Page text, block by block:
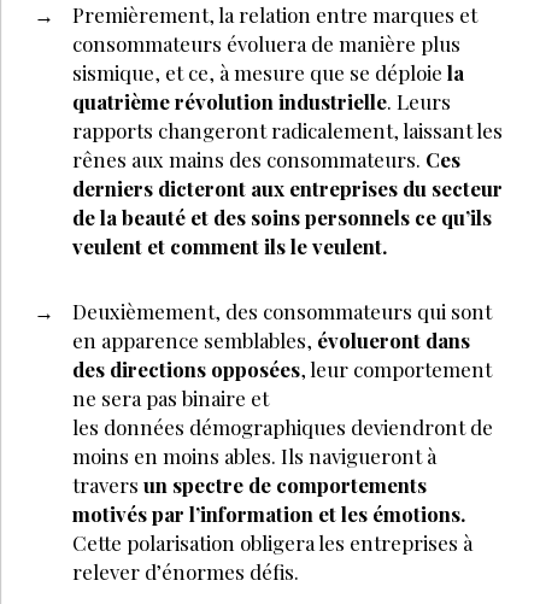
Premièrement, la relation entre marques et
consommateurs évoluera de manière plus
sismique, et ce, à mesure que se déploie la
quatrième révolution industrielle. Leurs
rapports changeront radicalement, laissant les
rênes aux mains des consommateurs. Ces
derniers dicteront aux entreprises du secteur
de la beauté et des soins personnels ce qu’ils
veulent et comment ils le veulent.
Deuxièmement, des consommateurs qui sont
en apparence semblables, évolueront dans
des directions opposées, leur comportement
ne sera pas binaire et
les données démographiques deviendront de
moins en moins ables. Ils navigueront à
travers un spectre de comportements
motivés par l’information et les émotions.
Cette polarisation obligera les entreprises à
relever d’énormes défis.